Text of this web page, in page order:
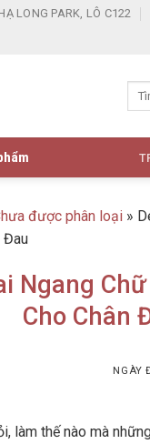
LONG PARK, LÔ C122
được phân loại »
Đau
Ngang
Cho Chân
NGÀY
làm thế nào mà